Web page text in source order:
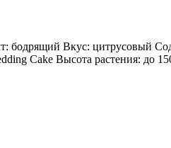
бодрящий Вкус: цитрусовый
Cake Высота растения: до